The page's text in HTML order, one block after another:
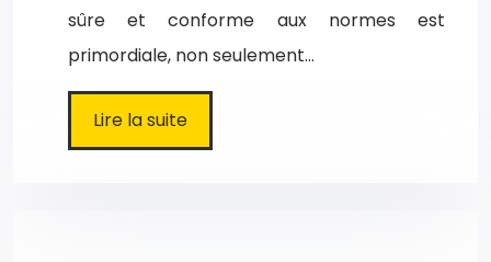
sûre et conforme aux normes est
primordiale, non seulement…
Lire la suite